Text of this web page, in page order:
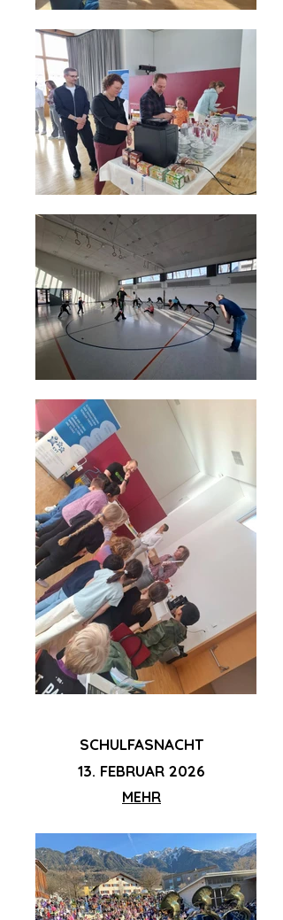
SCHULFASNACHT
13. FEBRUAR 2026
MEHR